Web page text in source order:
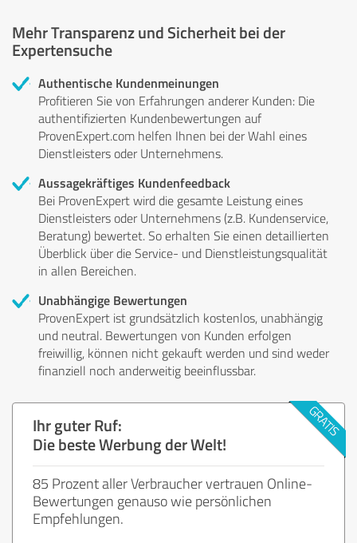
Mehr Transparenz und Sicherheit bei der
Expertensuche
Authentische Kundenmeinungen
Profitieren Sie von Erfahrungen anderer Kunden: Die
authentifizierten Kundenbewertungen auf
ProvenExpert.com helfen Ihnen bei der Wahl eines
Dienstleisters oder Unternehmens.
Aussagekräftiges Kundenfeedback
Bei ProvenExpert wird die gesamte Leistung eines
Dienstleisters oder Unternehmens (z.B. Kundenservice,
Beratung) bewertet. So erhalten Sie einen detaillierten
Überblick über die Service- und Dienstleistungsqualität
in allen Bereichen.
Unabhängige Bewertungen
ProvenExpert ist grundsätzlich kostenlos, unabhängig
und neutral. Bewertungen von Kunden erfolgen
freiwillig, können nicht gekauft werden und sind weder
finanziell noch anderweitig beeinflussbar.
Ihr guter Ruf:
Die beste Werbung der Welt!
85 Prozent aller Verbraucher vertrauen Online-
Bewertungen genauso wie persönlichen
Empfehlungen.